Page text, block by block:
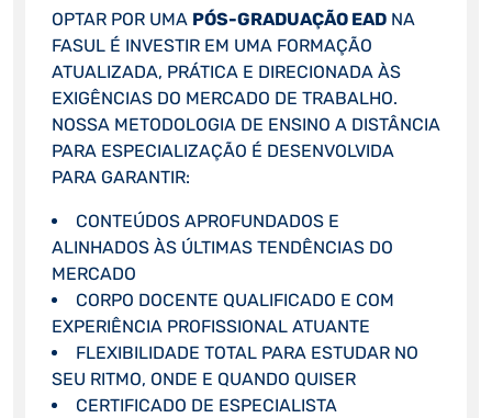
OPTAR POR UMA PÓS-GRADUAÇÃO EADNA
FASUL É INVESTIR EM UMA FORMAÇÃO
ATUALIZADA, PRÁTICA E DIRECIONADA ÀS
EXIGÊNCIAS DO MERCADO DE TRABALHO.
NOSSA METODOLOGIA DE ENSINO A DISTÂNCIA
PARA ESPECIALIZAÇÃO É DESENVOLVIDA
PARA GARANTIR:
CONTEÚDOS APROFUNDADOS E
ALINHADOS ÀS ÚLTIMAS TENDÊNCIAS DO
MERCADO
CORPO DOCENTE QUALIFICADO E COM
EXPERIÊNCIA PROFISSIONAL ATUANTE
FLEXIBILIDADE TOTAL PARA ESTUDAR NO
SEU RITMO, ONDE E QUANDO QUISER
CERTIFICADO DE ESPECIALISTA